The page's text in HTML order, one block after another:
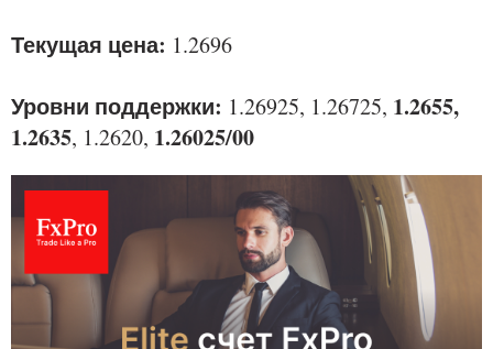
Текущая цена: 1.2696
Уровни поддержки: 1.26925, 1.26725, 1.2655,
1.2635, 1.2620, 1.26025/00